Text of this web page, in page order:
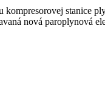
kompresorovej stanice
nová paroplynová